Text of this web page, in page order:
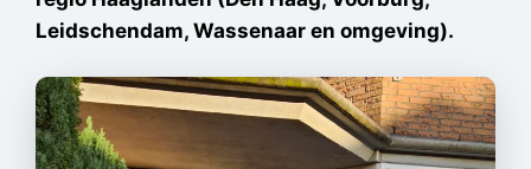
Leidschendam, Wassenaar en omgeving).